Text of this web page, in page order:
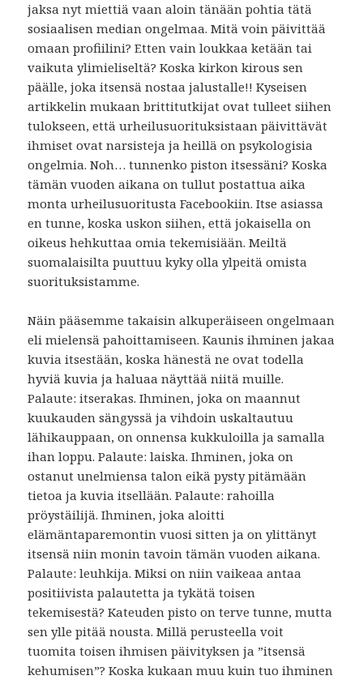
jaksa nyt miettiä vaan aloin tänään pohtia tätä
sosiaalisen median ongelmaa. Mitä voin päivittää
omaan profiilini? Etten vain loukkaa ketään tai
vaikuta ylimieliseltä? Koska kirkon kirous sen
päälle, joka itsensä nostaa jalustalle!! Kyseisen
artikkelin mukaan brittitutkijat ovat tulleet siihen
tulokseen, että urheilusuorituksistaan päivittävät
ihmiset ovat narsisteja ja heillä on psykologisia
ongelmia. Noh… tunnenko piston itsessäni? Koska
tämän vuoden aikana on tullut postattua aika
monta urheilusuoritusta Facebookiin. Itse asiassa
en tunne, koska uskon siihen, että jokaisella on
oikeus hehkuttaa omia tekemisiään. Meiltä
suomalaisilta puuttuu kyky olla ylpeitä omista
suorituksistamme.
Näin pääsemme takaisin alkuperäiseen ongelmaan
eli mielensä pahoittamiseen. Kaunis ihminen jakaa
kuvia itsestään, koska hänestä ne ovat todella
hyviä kuvia ja haluaa näyttää niitä muille.
Palaute: itserakas. Ihminen, joka on maannut
kuukauden sängyssä ja vihdoin uskaltautuu
lähikauppaan, on onnensa kukkuloilla ja samalla
ihan loppu. Palaute: laiska. Ihminen, joka on
ostanut unelmiensa talon eikä pysty pitämään
tietoa ja kuvia itsellään. Palaute: rahoilla
pröystäilijä. Ihminen, joka aloitti
elämäntaparemontin vuosi sitten ja on ylittänyt
itsensä niin monin tavoin tämän vuoden aikana.
Palaute: leuhkija. Miksi on niin vaikeaa antaa
positiivista palautetta ja tykätä toisen
tekemisestä? Kateuden pisto on terve tunne, mutta
sen ylle pitää nousta. Millä perusteella voit
tuomita toisen ihmisen päivityksen ja ”itsensä
kehumisen”? Koska kukaan muu kuin tuo ihminen